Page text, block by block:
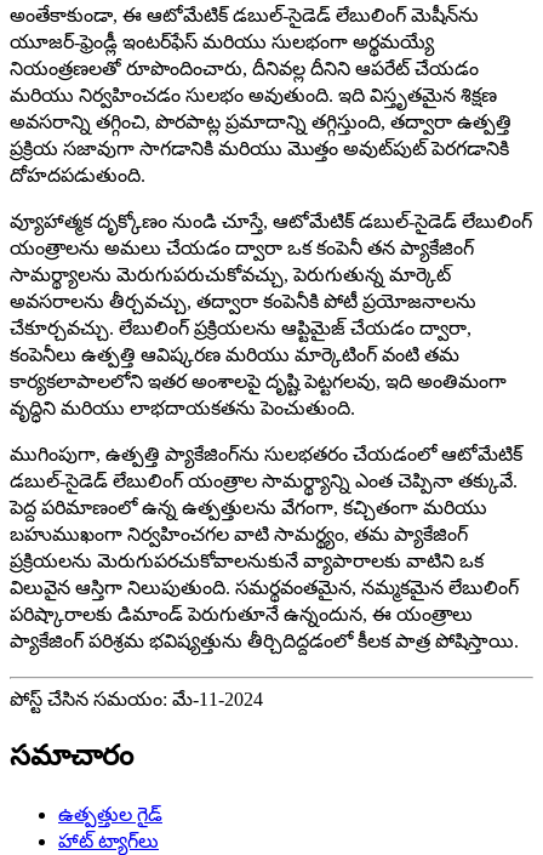
అంతేకాకుండా, ఈ ఆటోమేటిక్ డబుల్-సైడెడ్ లేబులింగ్ మెషీన్‌ను
యూజర్-ఫ్రెండ్లీ ఇంటర్‌ఫేస్ మరియు సులభంగా అర్థమయ్యే
నియంత్రణలతో రూపొందించారు, దీనివల్ల దీనిని ఆపరేట్ చేయడం
మరియు నిర్వహించడం సులభం అవుతుంది. ఇది విస్తృతమైన శిక్షణ
అవసరాన్ని తగ్గించి, పొరపాట్ల ప్రమాదాన్ని తగ్గిస్తుంది, తద్వారా ఉత్పత్తి
ప్రక్రియ సజావుగా సాగడానికి మరియు మొత్తం అవుట్‌పుట్ పెరగడానికి
దోహదపడుతుంది.
వ్యూహాత్మక దృక్కోణం నుండి చూస్తే, ఆటోమేటిక్ డబుల్-సైడెడ్ లేబులింగ్
యంత్రాలను అమలు చేయడం ద్వారా ఒక కంపెనీ తన ప్యాకేజింగ్
సామర్థ్యాలను మెరుగుపరుచుకోవచ్చు, పెరుగుతున్న మార్కెట్
అవసరాలను తీర్చవచ్చు, తద్వారా కంపెనీకి పోటీ ప్రయోజనాలను
చేకూర్చవచ్చు. లేబులింగ్ ప్రక్రియలను ఆప్టిమైజ్ చేయడం ద్వారా,
కంపెనీలు ఉత్పత్తి ఆవిష్కరణ మరియు మార్కెటింగ్ వంటి తమ
కార్యకలాపాలలోని ఇతర అంశాలపై దృష్టి పెట్టగలవు, ఇది అంతిమంగా
వృద్ధిని మరియు లాభదాయకతను పెంచుతుంది.
ముగింపుగా, ఉత్పత్తి ప్యాకేజింగ్‌ను సులభతరం చేయడంలో ఆటోమేటిక్
డబుల్-సైడెడ్ లేబులింగ్ యంత్రాల సామర్థ్యాన్ని ఎంత చెప్పినా తక్కువే.
పెద్ద పరిమాణంలో ఉన్న ఉత్పత్తులను వేగంగా, కచ్చితంగా మరియు
బహుముఖంగా నిర్వహించగల వాటి సామర్థ్యం, ​​తమ ప్యాకేజింగ్
ప్రక్రియలను మెరుగుపరచుకోవాలనుకునే వ్యాపారాలకు వాటిని ఒక
విలువైన ఆస్తిగా నిలుపుతుంది. సమర్థవంతమైన, నమ్మకమైన లేబులింగ్
పరిష్కారాలకు డిమాండ్ పెరుగుతూనే ఉన్నందున, ఈ యంత్రాలు
ప్యాకేజింగ్ పరిశ్రమ భవిష్యత్తును తీర్చిదిద్దడంలో కీలక పాత్ర పోషిస్తాయి.
పోస్ట్ చేసిన సమయం: మే-11-2024
సమాచారం
ఉత్పత్తుల గైడ్
హాట్ ట్యాగ్‌లు